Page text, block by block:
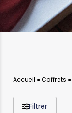
Accueil ●Coffrets ●
Filtrer